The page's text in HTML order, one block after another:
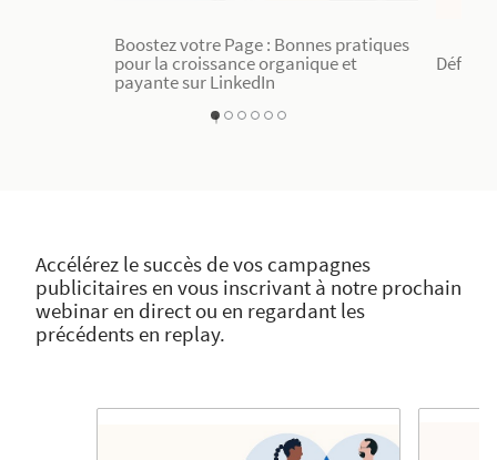
Boostez votre Page : Bonnes pratiques
pour la croissance organique et
payante sur LinkedIn
Définir
0 1 2 3 4 5
Accélérez le succès de vos campagnes
publicitaires en vous inscrivant à notre prochain
webinar en direct ou en regardant les
précédents en replay.